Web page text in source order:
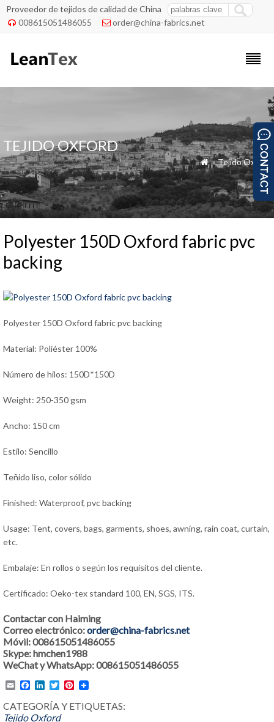
Proveedor de tejidos de calidad de China
 008615051486055  order@china-fabrics.net
TEJIDO OXFORD
 »Tejido Oxford
Polyester 150D Oxford fabric pvc
backing
Polyester 150D Oxford fabric pvc backing
Material: Poliéster 100%
Número de hilos: 150D*150D
Weight: 250-350 gsm
Ancho: 150 cm
Estilo: Sencillo
Teñido liso, color sólido
Finished: Waterproof, pvc backing
Usage: Tent, covers, bags, garments, shoes, awning, rain coat, curtain,
etc.
Embalaje: En rollos o según los requisitos del cliente.
Certificado: Oeko-tex standard 100, EN, SGS, ITS.
Contactar con Haiming
Correo electrónico:order@china-fabrics.net
Móvil: 008615051486055
Skype: hmchen1988
WeChat y WhatsApp: 008615051486055
EmailFacebook
LinkedIn
TwitterPinterest
CATEGORÍA Y ETIQUETAS:
Tejido Oxford